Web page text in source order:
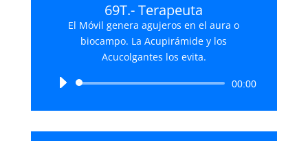
69T.- Terapeuta
El Móvil genera agujeros en el aura o
biocampo. La Acupirámide y los
Acucolgantes los evita.
Reproductor
audio
00:00